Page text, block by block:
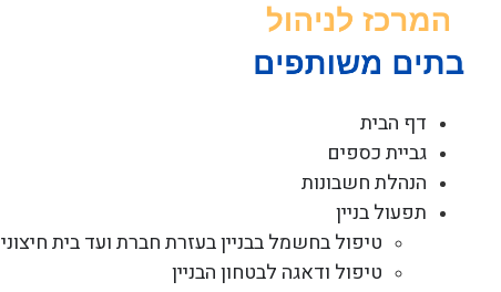
דף הבית
גביית כספים
הנהלת חשבונות
תפעול בניין
טיפול בחשמל בבניין בעזרת חברת ועד בית חיצוני
טיפול ודאגה לבטחון הבניין